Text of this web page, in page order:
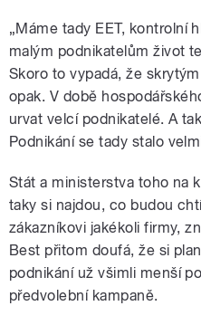
pause
předvolebními
bude) postavení
Chovance v
dokument Svět
Moderuje Zita
„Máme tady EET, kontrolní
malým podnikatelům život
Skoro to vypadá, že
opak. V době
urvat velcí podnikatelé. A
Podnikání se tady stalo
Stát a ministerstva toho na
taky si najdou, co budou
zákazníkovi jakékoli firmy,
Best přitom doufá, že si
podnikání už všimli menší
předvolební kampaně.